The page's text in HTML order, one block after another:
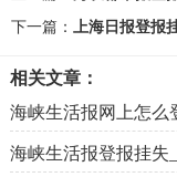
下一篇： 上海日报登报
相关文章：
海峡生活报网上怎么
海峡生活报登报挂失